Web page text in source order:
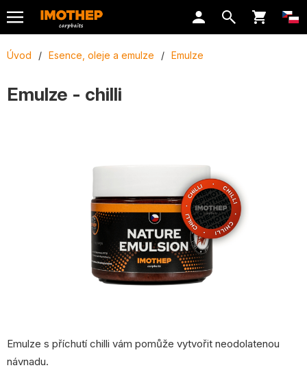
Úvod / Esence, oleje a emulze / Emulze
Emulze - chilli
Emulze s příchutí chilli vám pomůže vytvořit neodolatenou
návnadu.